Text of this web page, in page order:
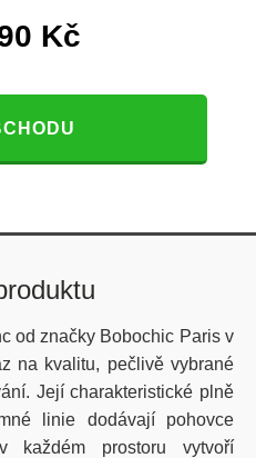
Kč
od značky Bobochic Paris v
na kvalitu, pečlivě vybrané
Její charakteristické plně
linie dodávají pohovce
každém prostoru vytvoří